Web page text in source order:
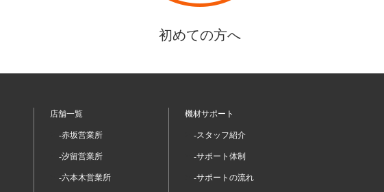
初めての方へ
店舗一覧
-赤坂営業所
-汐留営業所
-六本木営業所
機材サポート
-スタッフ紹介
-サポート体制
-サポートの流れ